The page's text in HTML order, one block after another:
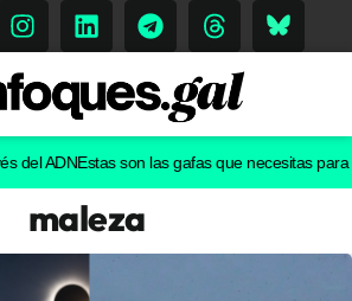
Estas son las gafas que necesitas para ver
maleza